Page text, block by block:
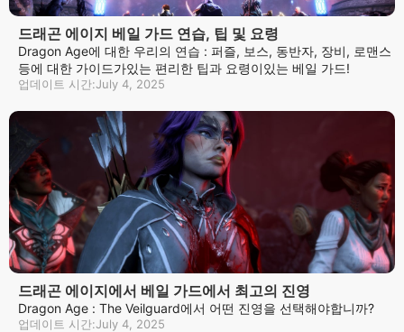
드래곤 에이지 베일 가드 연습, 팁 및 요령
Dragon Age에 대한 우리의 연습 : 퍼즐, 보스, 동반자, 장비, 로맨스
등에 대한 가이드가있는 편리한 팁과 요령이있는 베일 가드!
업데이트 시간:July 4, 2025
드래곤 에이지에서 베일 가드에서 최고의 진영
Dragon Age : The Veilguard에서 어떤 진영을 선택해야합니까?
업데이트 시간:July 4, 2025